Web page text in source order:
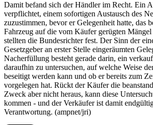
Damit befand sich der Händler im Recht. Ein
verpflichtet, einem sofortigen Austausch des
zuzustimmen, bevor er Gelegenheit hatte, das
Fahrzeug auf die vom Käufer gerügten Mängel
stellten die Bundesrichter fest. Der Sinn der
Gesetzgeber an erster Stelle eingeräumten
Nacherfüllung besteht gerade darin, ein
daraufhin zu untersuchen, auf welche Weise
beseitigt werden kann und ob er bereits zum
vorgelegen hat. Rückt der Käufer die
Zweck aber nicht heraus, kann diese
kommen - und der Verkäufer ist damit
Verantwortung. (ampnet/jri)